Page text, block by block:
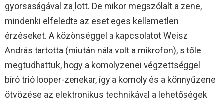
gyorsaságával zajlott. De mikor megszólalt a zene,
mindenki elfeledte az esetleges kellemetlen
érzéseket. A közönséggel a kapcsolatot Weisz
András tartotta (miután nála volt a mikrofon), s tőle
megtudhattuk, hogy a komolyzenei végzettséggel
bíró trió looper-zenekar, így a komoly és a könnyűzene
ötvözése az elektronikus technikával a lehetőségek